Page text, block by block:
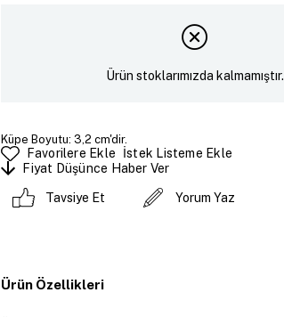
Ürün stoklarımızda kalmamıştır.
Küpe Boyutu: 3,2 cm'dir.
Favorilere Ekle
İstek Listeme Ekle
Fiyat Düşünce Haber Ver
Tavsiye Et Yorum Yaz
Ürün Özellikleri